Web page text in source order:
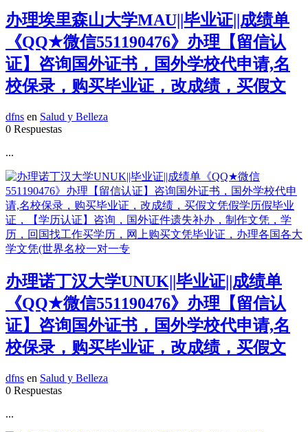
办理埃里森山大学MAU||毕业证||成绩单
《QQ★微信551190476》办理【留信认
证】咨询国外证书，国外学校代申请,名
校保录，购买毕业证，改成绩，买假文
dfns en Salud y Belleza
0 Respuestas
...
办理诺丁汉大学UNUK||毕业证||成绩单
《QQ★微信551190476》办理【留信认
证】咨询国外证书，国外学校代申请,名
校保录，购买毕业证，改成绩，买假文
dfns en Salud y Belleza
0 Respuestas
...